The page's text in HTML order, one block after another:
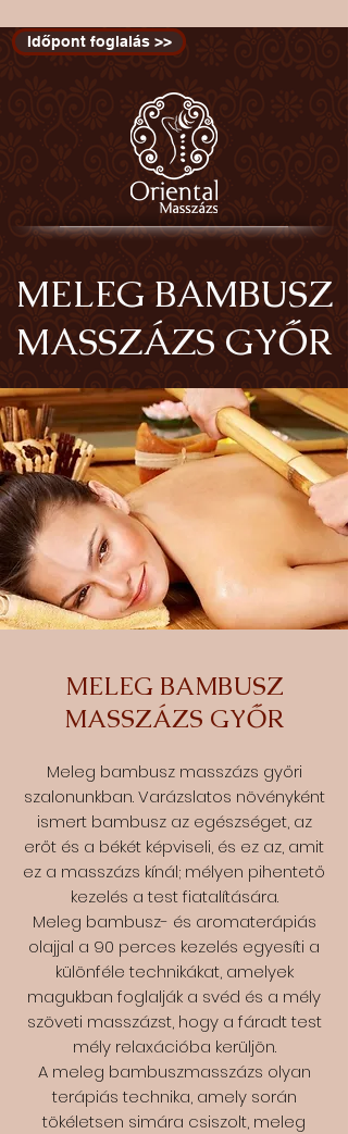
Időpont foglalás >>
MELEG BAMBUSZ
MASSZÁZS GYŐR
MELEG BAMBUSZ
MASSZÁZS GYŐR
Meleg bambusz masszázs győri
szalonunkban. Varázslatos növényként
ismert bambusz az egészséget, az
erőt és a békét képviseli, és ez az, amit
ez a masszázs kínál; mélyen pihentető
kezelés a test fiatalítására.
Meleg bambusz- és aromaterápiás
olajjal a 90 perces kezelés egyesíti a
különféle technikákat, amelyek
magukban foglalják a svéd és a mély
szöveti masszázst, hogy a fáradt test
mély relaxációba kerüljön.
A meleg bambuszmasszázs olyan
terápiás technika, amely során
tökéletsen simára csiszolt, meleg